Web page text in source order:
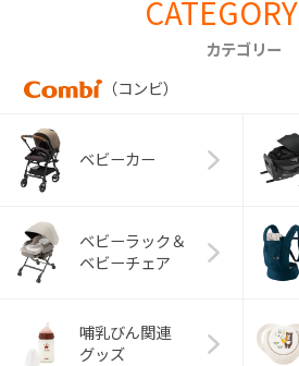
CATEGORY
カテゴリー
（コンビ）
ベビーカー
ベビーラック＆
ベビーチェア
哺乳びん関連
グッズ